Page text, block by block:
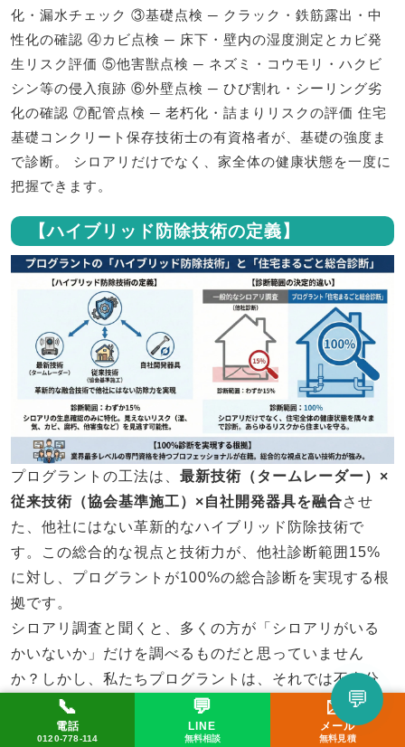
化・漏水チェック ③基礎点検 ─ クラック・鉄筋露出・中
性化の確認 ④カビ点検 ─ 床下・壁内の湿度測定とカビ発
生リスク評価 ⑤他害獣点検 ─ ネズミ・コウモリ・ハクビ
シン等の侵入痕跡 ⑥外壁点検 ─ ひび割れ・シーリング劣
化の確認 ⑦配管点検 ─ 老朽化・詰まりリスクの評価 住宅
基礎コンクリート保存技術士の有資格者が、基礎の強度ま
で診断。 シロアリだけでなく、家全体の健康状態を一度に
把握できます。
【ハイブリッド防除技術の定義】
プログラントの工法は、 最新技術（タームレーダー）×
従来技術（協会基準施工）×自社開発器具を融合させ
た、他社にはない革新的なハイブリッド防除技術で
す。この総合的な視点と技術力が、他社診断範囲15%
に対し、プログラントが100%の総合診断を実現する根
拠です。
シロアリ調査と聞くと、多くの方が「シロアリがいる
かいないか」だけを調べるものだと思っていません
か？しかし、私たちプログラントは、それでは不十分
だと考えています。
一般的なシロアリ調査は、実は家全体の
わずか15%し
LINEで相談してみる
📞 0120-778-114 ✉️ メール 💬 LINE
📞
電話
0120-778-114
💬
LINE
無料相談
✉️
メール
無料見積
💬